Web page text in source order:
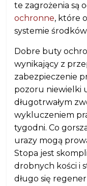
te zagrożenia są
ochronne, które
systemie
Dobre buty
wynikający z
zabezpieczenie
pozoru niewielki
długotrwałym
wykluczeniem
tygodni. Co
urazy mogą
Stopa jest
drobnych kości i
długo się